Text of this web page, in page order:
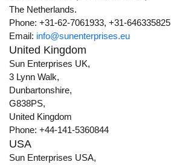
The Netherlands.
Phone: +31-62-7061933, +31-646335825
Email: info@sunenterprises.eu
United Kingdom
Sun Enterprises UK,
3 Lynn Walk,
Dunbartonshire,
G838PS,
United Kingdom
Phone: +44-141-5360844
USA
Sun Enterprises USA,